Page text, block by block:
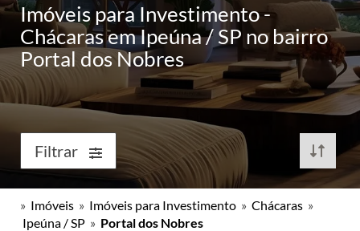
Imóveis para Investimento -
Chácaras em Ipeúna / SP no bairro
Portal dos Nobres
Filtrar
» Imóveis » Imóveis para Investimento » Chácaras »
Ipeúna / SP » Portal dos Nobres